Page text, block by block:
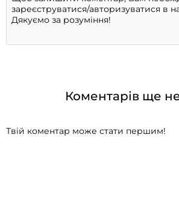
Коментарів ще
Твій коментар може стати першим!